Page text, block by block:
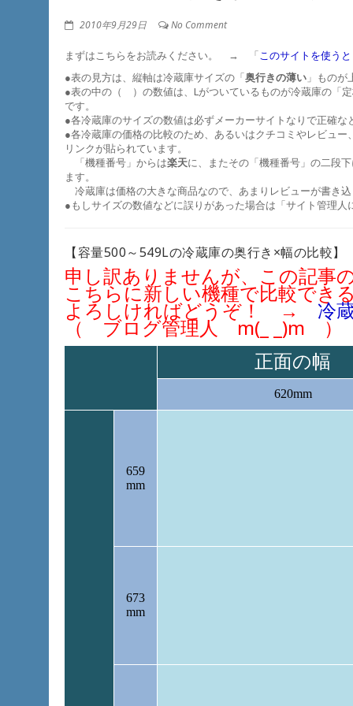
2010年9月29日 No Comment
まずはこちらをお読みください。 → 「このサイトを使う
●表の見方は、縦軸は冷蔵庫サイズの「奥行きの薄い 」ものが
●表の中の（ ）の数値は、Lがついているものが冷蔵庫の「
です。
●各冷蔵庫のサイズの数値は必ずメーカーサイトなりで正確な
●各冷蔵庫の価格の比較のため、あるいはクチコミやレビュ
リンクが貼られています。
「機種番号」からは楽天に、またその「機種番号」の二段
ます。
冷蔵庫は価格の大きな商品なので、あまりレビューが書き
●もしサイズの数値などに誤りがあった場合は「サイト管理
【容量500～549Lの冷蔵庫の奥行き×幅の比較】
申し訳ありませんが、この記事
こちらに新しい機種で比較でき
よろしければどうぞ！ → 冷
（ ブログ管理人 m(_ _)m ）
正面の幅
620mm
659
mm
673
mm